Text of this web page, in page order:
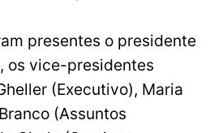
presentes o presidente
os vice-presidentes
(Executivo), Maria
(Assuntos